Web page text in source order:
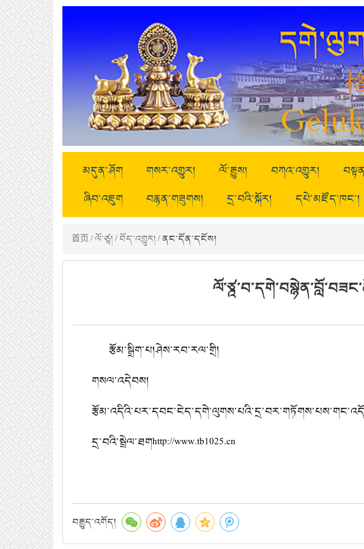
མདུན་ཤོག གསར་འགྱུར། ལོ་རྒྱུས། བཀའ་འགྱུར།
ཞིབ་འཇུག
བརྙན་གཟུགས། དྲ་བའི་སྐོར། དཔེ་མཛོད་ཁང་།
首页/ལོ་ཙཱ།/བོད་འགྱུར།/ ནང་དོན་དངོས།
རྩོམ་སྒྲིག་པ།ཤེས་རབ་རལ་གྲི།
གསལ་འདེབས།
དྲ་བའི་སྦྲེལ་ཐགhttp://www.tb1025.cn
བརྒྱུད་འགོད།